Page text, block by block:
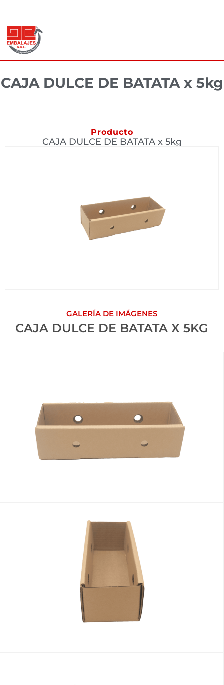
CAJA DULCE DE BATATA x 5kg
Producto
CAJA DULCE DE BATATA x 5kg
GALERÍA DE IMÁGENES
CAJA DULCE DE BATATA X 5KG